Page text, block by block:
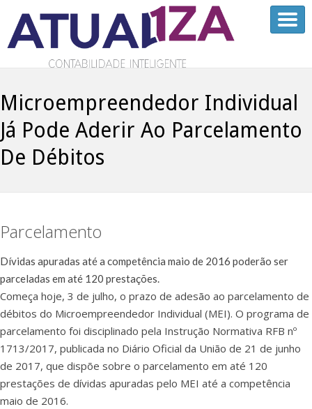
Microempreendedor Individual
Já Pode Aderir Ao Parcelamento
De Débitos
Parcelamento
Dívidas apuradas até a competência maio de 2016 poderão ser
parceladas em até 120 prestações.
Começa hoje, 3 de julho, o prazo de adesão ao parcelamento de
débitos do Microempreendedor Individual (MEI). O programa de
parcelamento foi disciplinado pela Instrução Normativa RFB nº
1713/2017, publicada no Diário Oficial da União de 21 de junho
de 2017, que dispõe sobre o parcelamento em até 120
prestações de dívidas apuradas pelo MEI até a competência
maio de 2016.